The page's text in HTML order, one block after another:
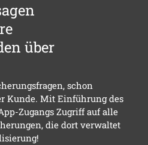
über
schon
Kunde. Mit Einführung des
Zugangs Zugriff auf alle
die dort verwaltet